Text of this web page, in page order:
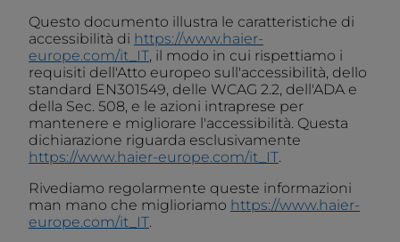
Questo documento illustra le caratteristiche di
accessibilità di https://www.haier-
europe.com/it_IT, il modo in cui rispettiamo i
requisiti dell'Atto europeo sull'accessibilità, dello
standard EN301549, delle WCAG 2.2, dell'ADA e
della Sec. 508, e le azioni intraprese per
mantenere e migliorare l'accessibilità. Questa
dichiarazione riguarda esclusivamente
https://www.haier-europe.com/it_IT.
Rivediamo regolarmente queste informazioni
man mano che miglioriamo https://www.haier-
europe.com/it_IT.